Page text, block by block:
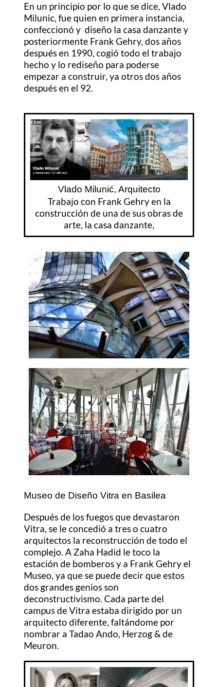
En un principio por lo que se dice, Vlado
Milunic, fue quien en primera instancia,
confeccionó y diseño la casa danzante y
posteriormente Frank Gehry, dos años
después en 1990, cogió todo el trabajo
hecho y lo rediseño para poderse
empezar a construir, ya otros dos años
después en el 92.
Vlado Milunić, Arquitecto
Trabajo con Frank Gehry en la
construcción de una de sus obras de
arte, la casa danzante,
Museo de Diseño Vitra en Basilea
Después de los fuegos que devastaron
Vitra, se le concedió a tres o cuatro
arquitectos la reconstrucción de todo el
complejo. A Zaha Hadid le toco la
estación de bomberos y a Frank Gehry el
Museo, ya que se puede decir que estos
dos grandes genios son
deconstructivismo. Cada parte del
campus de Vitra estaba dirigido por un
arquitecto diferente, faltándome por
nombrar a Tadao Ando, Herzog & de
Meuron.